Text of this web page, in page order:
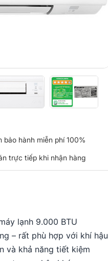
bảo hành miễn phí 100%
trực tiếp khi nhận hàng
lạnh 9.000 BTU
– rất phù hợp với khí hậu
và khả năng tiết kiệm